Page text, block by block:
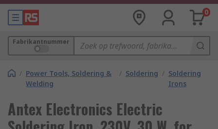
0
Fabrikantnummer
/ Power Tools, Soldering &
Welding
/ Soldering / Soldering
Irons
Antex Electronics Electric